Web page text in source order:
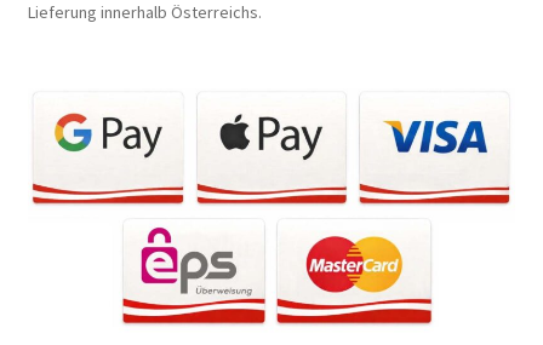
Lieferung innerhalb Österreichs.